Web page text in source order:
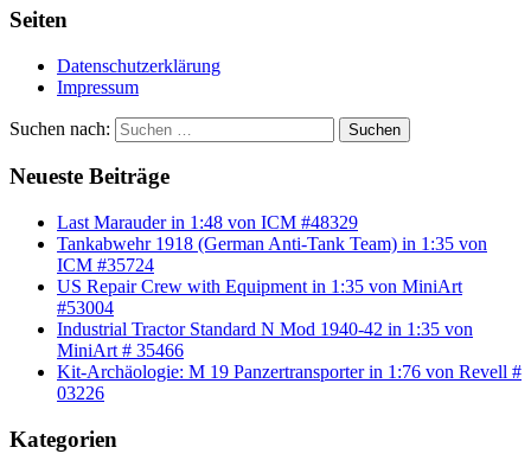
Seiten
Datenschutzerklärung
Impressum
Suchen nach: Suchen
Neueste Beiträge
Last Marauder in 1:48 von ICM #48329
Tankabwehr 1918 (German Anti-Tank Team) in 1:35 von
ICM #35724
US Repair Crew with Equipment in 1:35 von MiniArt
#53004
Industrial Tractor Standard N Mod 1940-42 in 1:35 von
MiniArt # 35466
Kit-Archäologie: M 19 Panzertransporter in 1:76 von Revell #
03226
Kategorien